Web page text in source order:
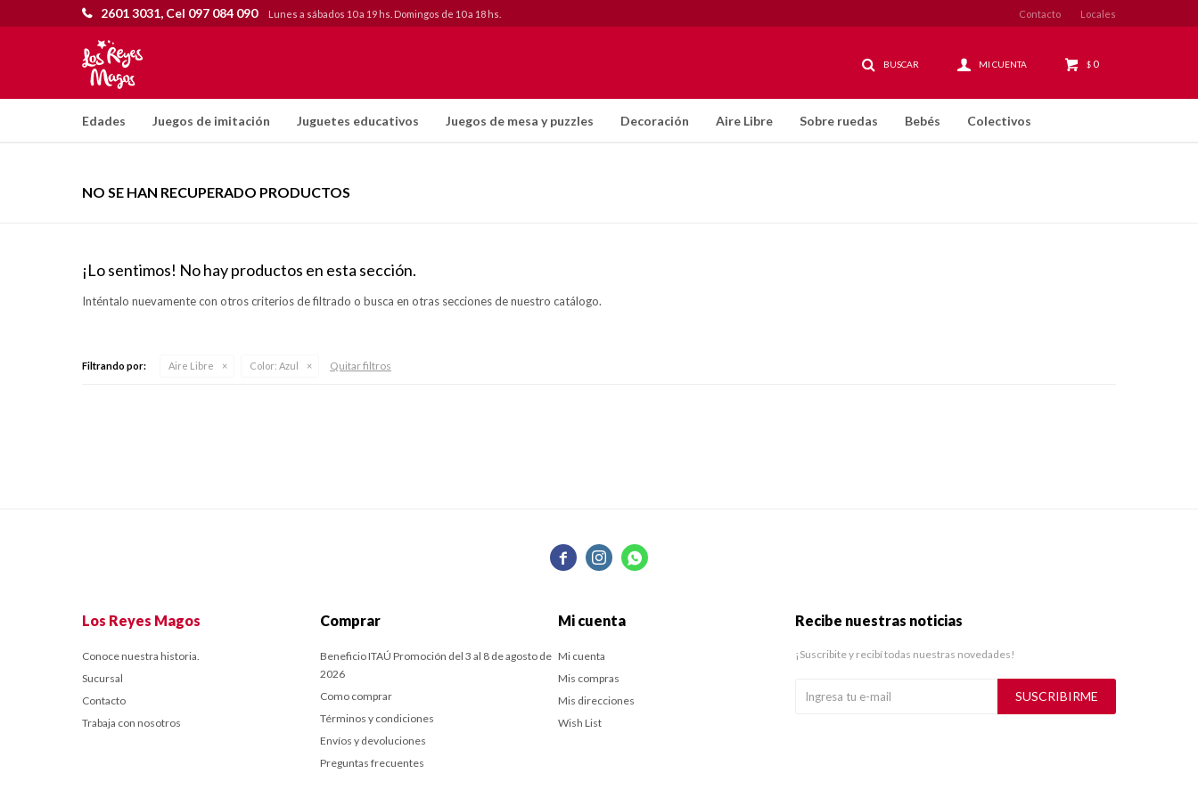
Edades Juegos de imitación Juguetes educativos Juegos de mesa y puzzles Decoración Aire Libre Sobre ruedas Bebés Colectivos
$ 0
2601 3031, Cel 097 084 090 Lunes a sábados 10 a 19 hs. Domingos de 10 a 18 hs. Contacto Locales
NO SE HAN RECUPERADO PRODUCTOS
¡Lo sentimos! No hay productos en esta sección.
Inténtalo nuevamente con otros criterios de filtrado o busca en otras secciones de nuestro catálogo.
Filtrando por: Aire Libre Color: Azul Quitar filtros
  
Los Reyes Magos
Conoce nuestra historia.
Sucursal
Contacto
Trabaja con nosotros
Comprar
Beneficio ITAÚ Promoción del 3 al 8 de agosto de
2026
Como comprar
Términos y condiciones
Envíos y devoluciones
Preguntas frecuentes
Mi cuenta
Mi cuenta
Mis compras
Mis direcciones
Wish List
Recibe nuestras noticias
¡Suscribite y recibí todas nuestras novedades!
SUSCRIBIRME